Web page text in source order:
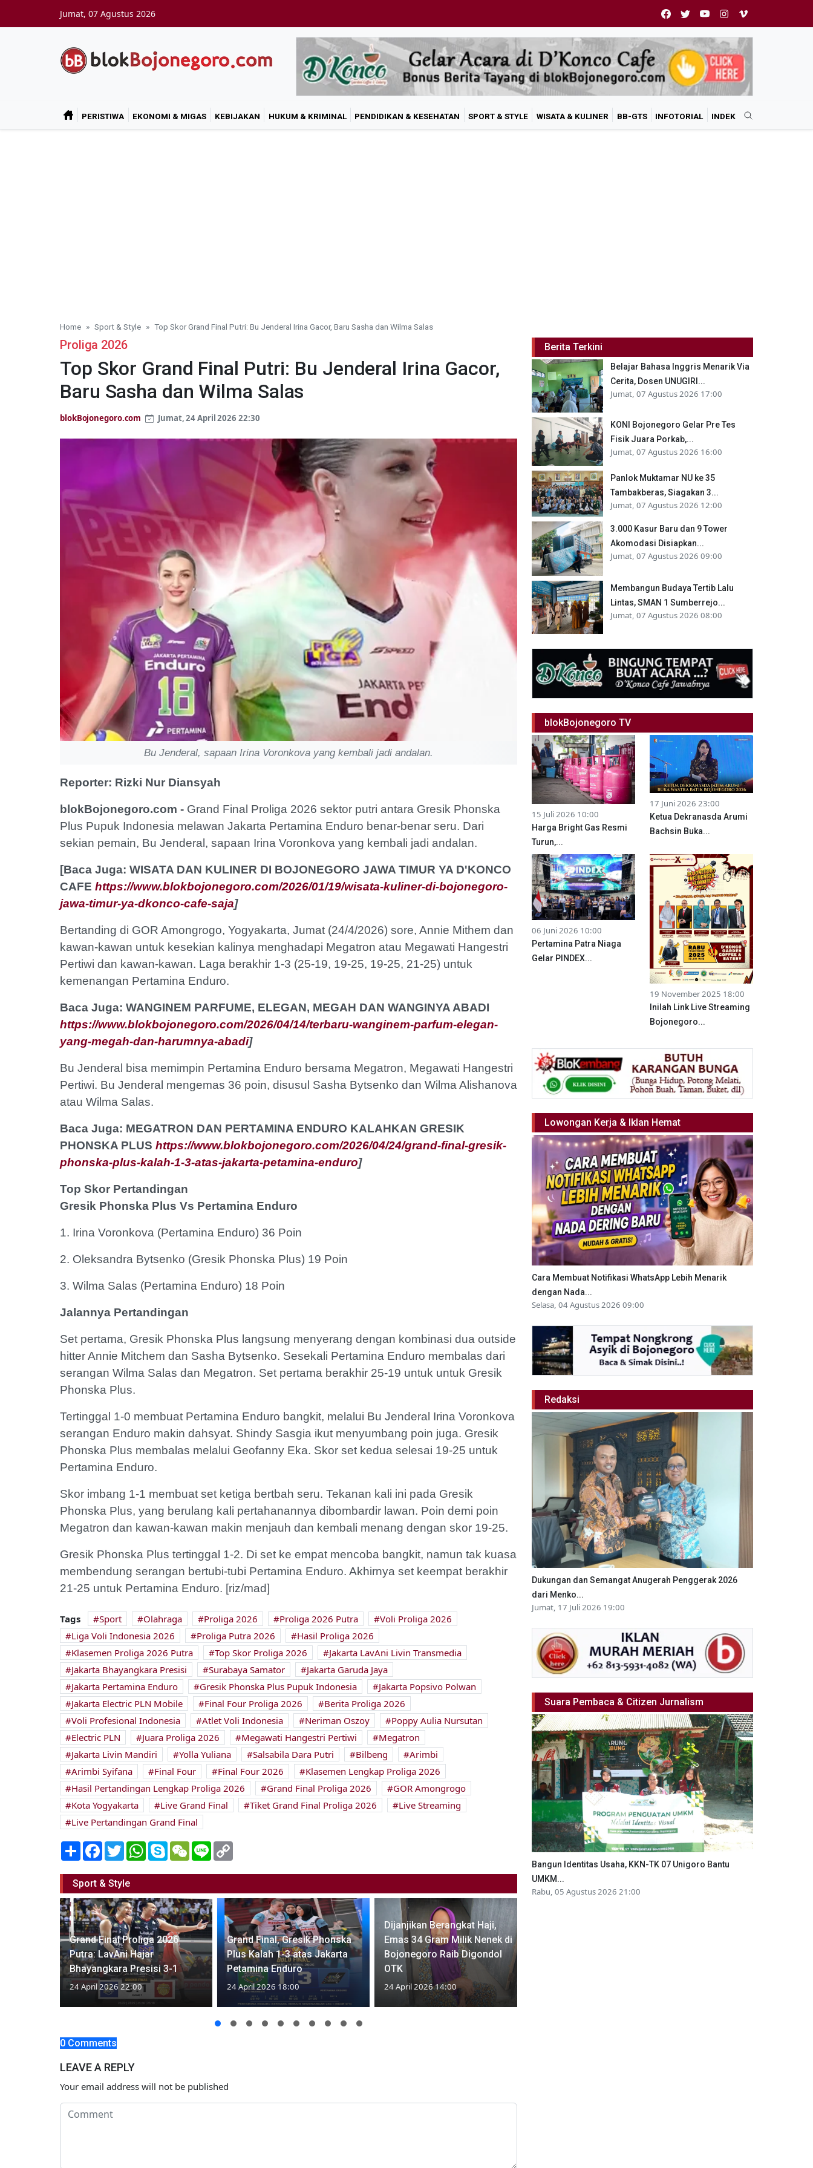
Jumat, 07 Agustus 2026
PERISTIWA EKONOMI & MIGAS KEBIJAKAN HUKUM & KRIMINAL PENDIDIKAN & KESEHATAN SPORT & STYLE WISATA & KULINER BB-GTS INFOTORIAL INDEK
Home Sport & Style Top Skor Grand Final Putri: Bu Jenderal Irina Gacor, Baru Sasha dan Wilma Salas
Proliga 2026
Top Skor Grand Final Putri: Bu Jenderal Irina Gacor,
Baru Sasha dan Wilma Salas
blokBojonegoro.com Jumat, 24 April 2026 22:30
Bu Jenderal, sapaan Irina Voronkova yang kembali jadi andalan.
Reporter: Rizki Nur Diansyah
blokBojonegoro.com - Grand Final Proliga 2026 sektor putri antara Gresik Phonska
Plus Pupuk Indonesia melawan Jakarta Pertamina Enduro benar-benar seru. Dari
sekian pemain, Bu Jenderal, sapaan Irina Voronkova yang kembali jadi andalan.
[Baca Juga: WISATA DAN KULINER DI BOJONEGORO JAWA TIMUR YA D'KONCO
CAFE https://www.blokbojonegoro.com/2026/01/19/wisata-kuliner-di-bojonegoro-
jawa-timur-ya-dkonco-cafe-saja]
Bertanding di GOR Amongrogo, Yogyakarta, Jumat (24/4/2026) sore, Annie Mithem dan
kawan-kawan untuk kesekian kalinya menghadapi Megatron atau Megawati Hangestri
Pertiwi dan kawan-kawan. Laga berakhir 1-3 (25-19, 19-25, 19-25, 21-25) untuk
kemenangan Pertamina Enduro.
Baca Juga: WANGINEM PARFUME, ELEGAN, MEGAH DAN WANGINYA ABADI
https://www.blokbojonegoro.com/2026/04/14/terbaru-wanginem-parfum-elegan-
yang-megah-dan-harumnya-abadi]
Bu Jenderal bisa memimpin Pertamina Enduro bersama Megatron, Megawati Hangestri
Pertiwi. Bu Jenderal mengemas 36 poin, disusul Sasha Bytsenko dan Wilma Alishanova
atau Wilma Salas.
Baca Juga: MEGATRON DAN PERTAMINA ENDURO KALAHKAN GRESIK
PHONSKA PLUS https://www.blokbojonegoro.com/2026/04/24/grand-final-gresik-
phonska-plus-kalah-1-3-atas-jakarta-petamina-enduro]
Top Skor Pertandingan
Gresik Phonska Plus Vs Pertamina Enduro
1. Irina Voronkova (Pertamina Enduro) 36 Poin
2. Oleksandra Bytsenko (Gresik Phonska Plus) 19 Poin
3. Wilma Salas (Pertamina Enduro) 18 Poin
Jalannya Pertandingan
Set pertama, Gresik Phonska Plus langsung menyerang dengan kombinasi dua outside
hitter Annie Mitchem dan Sasha Bytsenko. Sesekali Pertamina Enduro membalas dari
serangan Wilma Salas dan Megatron. Set pertama berakhir 25-19 untuk untuk Gresik
Phonska Plus.
Tertinggal 1-0 membuat Pertamina Enduro bangkit, melalui Bu Jenderal Irina Voronkova
serangan Enduro makin dahsyat. Shindy Sasgia ikut menyumbang poin juga. Gresik
Phonska Plus membalas melalui Geofanny Eka. Skor set kedua selesai 19-25 untuk
Pertamina Enduro.
Skor imbang 1-1 membuat set ketiga bertbah seru. Tekanan kali ini pada Gresik
Phonska Plus, yang berulang kali pertahanannya dibombardir lawan. Poin demi poin
Megatron dan kawan-kawan makin menjauh dan kembali menang dengan skor 19-25.
Gresik Phonska Plus tertinggal 1-2. Di set ke empat mencoba bangkit, namun tak kuasa
membendung serangan bertubi-tubi Pertamina Enduro. Akhirnya set keempat berakhir
21-25 untuk Pertamina Enduro. [riz/mad]
Tags Sport Olahraga Proliga 2026 Proliga 2026 Putra
Voli Proliga 2026
Liga Voli Indonesia 2026
Proliga Putra 2026
Hasil Proliga 2026
Klasemen Proliga 2026 Putra
Top Skor Proliga 2026
Jakarta LavAni Livin Transmedia
Jakarta Bhayangkara Presisi
Surabaya Samator
Jakarta Garuda Jaya
Jakarta Pertamina Enduro
Gresik Phonska Plus Pupuk Indonesia
Jakarta Popsivo Polwan
Jakarta Electric PLN Mobile
Final Four Proliga 2026
Berita Proliga 2026
Voli Profesional Indonesia
Atlet Voli Indonesia Neriman Oszoy
Poppy Aulia Nursutan
Electric PLN
Juara Proliga 2026 Megawati Hangestri Pertiwi
Megatron
Jakarta Livin Mandiri
Yolla Yuliana Salsabila Dara Putri Bilbeng
Arimbi
Arimbi Syifana
Final Four Final Four 2026
Klasemen Lengkap Proliga 2026
Hasil Pertandingan Lengkap Proliga 2026
Grand Final Proliga 2026
GOR Amongrogo
Kota Yogyakarta
Live Grand Final Tiket Grand Final Proliga 2026
Live Streaming
Live Pertandingan Grand Final
Share Facebook
TwitterWhatsApp
SkypeWeChatLine
Sport & Style
Grand Final Proliga 2026
Putra: LavAni Hajar
Bhayangkara Presisi 3-1
24 April 2026 22:00
Grand Final, Gresik Phonska
Plus Kalah 1-3 atas Jakarta
Petamina Enduro
24 April 2026 18:00
Dijanjikan Berangkat Haji,
Emas 34 Gram Milik Nenek di
Bojonegoro Raib Digondol
OTK
24 April 2026 14:00
0 Comments
LEAVE A REPLY
Your email address will not be published
Berita Terkini
Belajar Bahasa Inggris Menarik Via
Cerita, Dosen UNUGIRI...
Jumat, 07 Agustus 2026 17:00
KONI Bojonegoro Gelar Pre Tes
Fisik Juara Porkab,...
Jumat, 07 Agustus 2026 16:00
Panlok Muktamar NU ke 35
Tambakberas, Siagakan 3...
Jumat, 07 Agustus 2026 12:00
3.000 Kasur Baru dan 9 Tower
Akomodasi Disiapkan...
Jumat, 07 Agustus 2026 09:00
Membangun Budaya Tertib Lalu
Lintas, SMAN 1 Sumberrejo...
Jumat, 07 Agustus 2026 08:00
blokBojonegoro TV
15 Juli 2026 10:00
Harga Bright Gas Resmi
Turun,...
17 Juni 2026 23:00
Ketua Dekranasda Arumi
Bachsin Buka...
06 Juni 2026 10:00
Pertamina Patra Niaga
Gelar PINDEX...
19 November 2025 18:00
Inilah Link Live Streaming
Bojonegoro...
Lowongan Kerja & Iklan Hemat
Cara Membuat Notifikasi WhatsApp Lebih Menarik
dengan Nada...
Selasa, 04 Agustus 2026 09:00
Redaksi
Dukungan dan Semangat Anugerah Penggerak 2026
dari Menko...
Jumat, 17 Juli 2026 19:00
Suara Pembaca & Citizen Jurnalism
Bangun Identitas Usaha, KKN-TK 07 Unigoro Bantu
UMKM...
Rabu, 05 Agustus 2026 21:00